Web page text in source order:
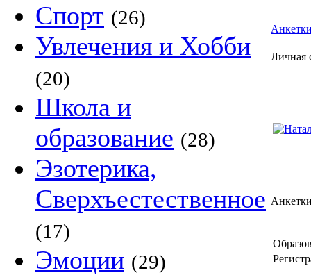
Спорт (26)
Увлечения и Хобби
(20)
Школа и
образование (28)
Эзотерика,
Сверхъестественное
(17)
Эмоции (29)
Личная